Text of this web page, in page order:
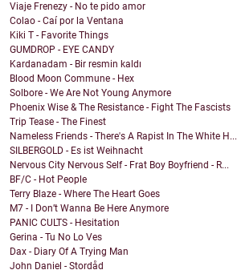
Viaje Frenezy - No te pido amor
Colao - Caí por la Ventana
Kiki T - Favorite Things
GUMDROP - EYE CANDY
Kardanadam - Bir resmin kaldı
Blood Moon Commune - Hex
Solbore - We Are Not Young Anymore
Phoenix Wise & The Resistance - Fight The Fascists
Trip Tease - The Finest
Nameless Friends - There's A Rapist In The White H...
SILBERGOLD - Es ist Weihnacht
Nervous City Nervous Self - Frat Boy Boyfriend - R...
BF/C - Hot People
Terry Blaze - Where The Heart Goes
M7 - I Don’t Wanna Be Here Anymore
PANIC CULTS - Hesitation
Gerina - Tu No Lo Ves
Dax - Diary Of A Trying Man
John Daniel - Stordåd